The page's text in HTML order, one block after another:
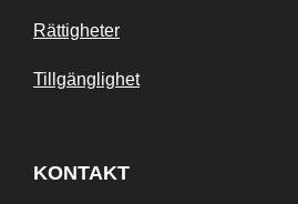
Rättigheter
Tillgänglighet
KONTAKT